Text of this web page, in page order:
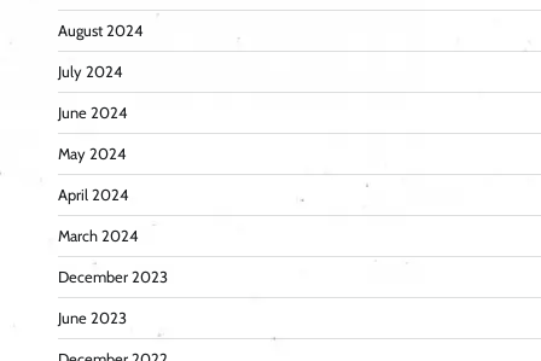
August 2024
July 2024
June 2024
May 2024
April 2024
March 2024
December 2023
June 2023